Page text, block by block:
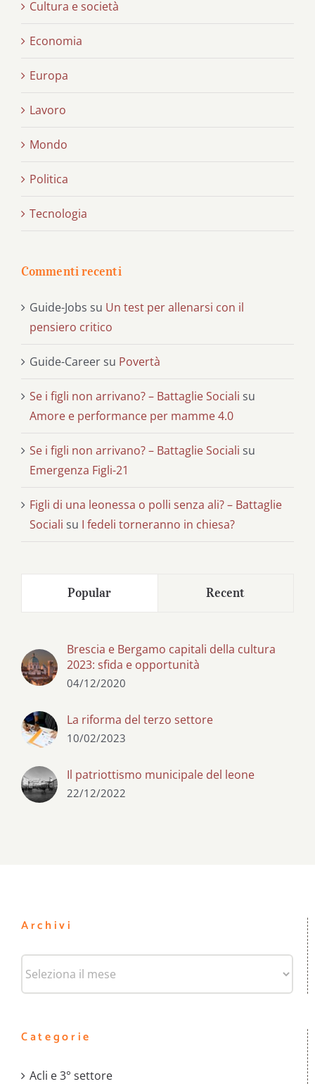
Cultura e società
Economia
Europa
Lavoro
Mondo
Politica
Tecnologia
Commenti recenti
Guide-Jobs su Un test per allenarsi con il
pensiero critico
Guide-Career su Povertà
Se i figli non arrivano? – Battaglie Sociali su
Amore e performance per mamme 4.0
Se i figli non arrivano? – Battaglie Sociali su
Emergenza Figli-21
Figli di una leonessa o polli senza ali? – Battaglie
Sociali su I fedeli torneranno in chiesa?
Popular Recent
Brescia e Bergamo capitali della cultura
2023: sfida e opportunità
04/12/2020
La riforma del terzo settore
10/02/2023
Il patriottismo municipale del leone
22/12/2022
Archivi
Categorie
Acli e 3° settore